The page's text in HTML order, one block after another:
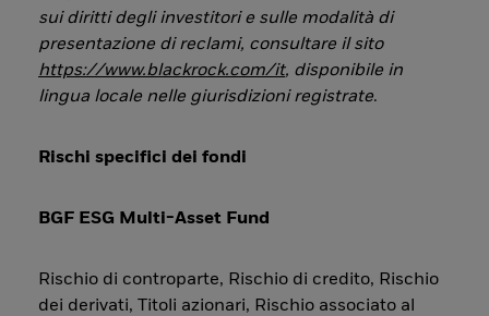
sui diritti degli investitori e sulle modalità di
presentazione di reclami, consultare il sito
https://www.blackrock.com/it, disponibile in
lingua locale nelle giurisdizioni registrate.
Rischi specifici dei fondi
BGF ESG Multi-Asset Fund
Rischio di controparte, Rischio di credito, Rischio
dei derivati, Titoli azionari, Rischio associato al